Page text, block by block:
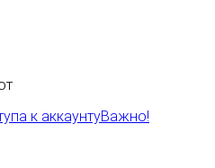
к аккаунтуВажно!